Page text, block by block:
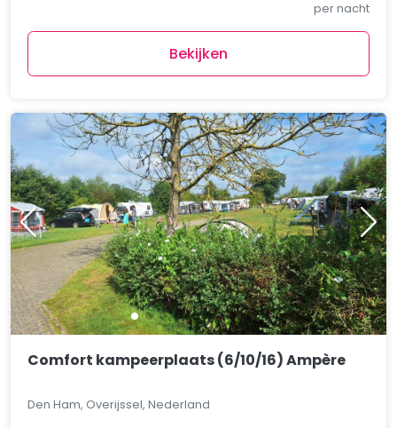
per nacht
Bekijken
Comfort kampeerplaats (6/10/16) Ampère
Den Ham, Overijssel, Nederland